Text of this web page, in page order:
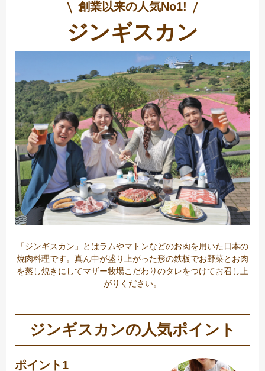
創業以来の人気No1!
ジンギスカン
「ジンギスカン」とはラムやマトンなどのお肉を用いた日本の
焼肉料理です。真ん中が盛り上がった形の鉄板でお野菜とお肉
を蒸し焼きにしてマザー牧場こだわりのタレをつけてお召し上
がりください。
ジンギスカンの人気ポイント
ポイント1